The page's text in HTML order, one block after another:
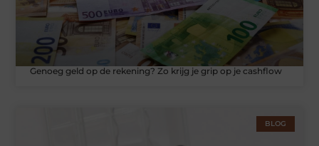
Genoeg geld op de rekening? Zo krijg je grip op je cashflow
BLOG